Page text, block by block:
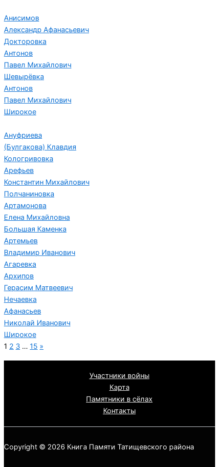
Анисимов
Александр Афанасьевич
Докторовка
Антонов
Павел Михайлович
Шевырёвка
Антонов
Павел Михайлович
Широкое
Ануфриева
(Булгакова) Клавдия
Кологривовка
Арефьев
Константин Михайлович
Полчаниновка
Артамонова
Елена Михайловна
Большая Каменка
Артемьев
Владимир Иванович
Агаревка
Архипов
Герасим Матвеевич
Нечаевка
Афанасьев
Николай Иванович
Широкое
1 2 3 … 15 »
Участники войны
Карта
Памятники в сёлах
Контакты
Copyright © 2026 Книга Памяти Татищевского района